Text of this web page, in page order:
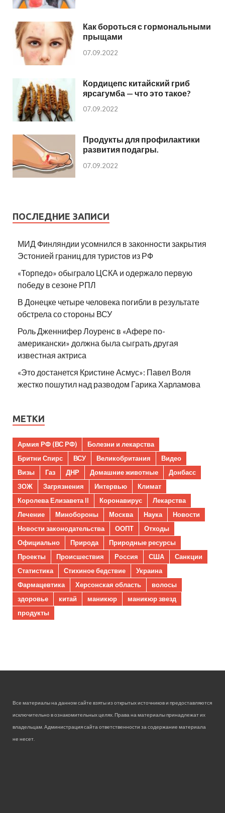
Как бороться с гормональными
прыщами
07.09.2022
Кордицепс китайский гриб
ярсагумба — что это такое?
07.09.2022
Продукты для профилактики
развития подагры.
07.09.2022
ПОСЛЕДНИЕ ЗАПИСИ
МИД Финляндии усомнился в законности закрытия
Эстонией границ для туристов из РФ
«Торпедо» обыграло ЦСКА и одержало первую
победу в сезоне РПЛ
В Донецке четыре человека погибли в результате
обстрела со стороны ВСУ
Роль Дженнифер Лоуренс в «Афере по-
американски» должна была сыграть другая
известная актриса
«Это достанется Кристине Асмус»: Павел Воля
жестко пошутил над разводом Гарика Харламова
МЕТКИ
Армия РФ (ВС РФ)
Болезни и лекарства
Бритни Спирс
ВСУ Великобритания
Видео
Визы
Газ ДНР Домашние животные
Донбасс
ЗОЖ
Загрязнения Интервью
Климат
Королева Елизавета II
Коронавирус
Лекарства
Лечение
Минобороны Москва Наука
Новости
Новости законодательства
ООПТ
Отходы
Официально
Природа
Природные ресурсы
Проекты
Происшествия Россия США
Санкции
Статистика
Стихиное бедствие
Украина
Фармацевтика
Херсонская область
волосы
здоровье
китай маникюр
маникюр звезд
продукты
Все материалы на данном сайте взяты из открытых источников и предоставляются
исключительно в ознакомительных целях. Права на материалы принадлежат их
владельцам. Администрация сайта ответственности за содержание материала
не несет.